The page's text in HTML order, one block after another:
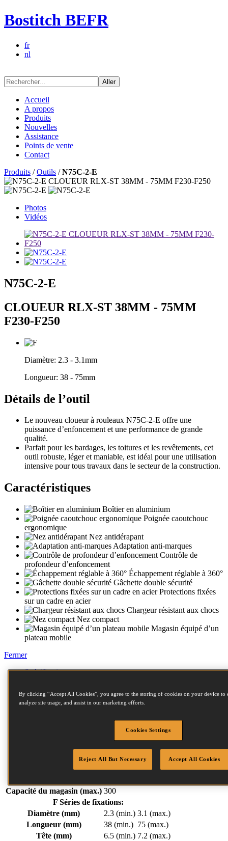
Bostitch BEFR
fr
nl
Aller
Accueil
A propos
Produits
Nouvelles
Assistance
Points de vente
Contact
Produits /Outils /N75C-2-E
Photos
Vidéos
N75C-2-E
CLOUEUR RLX-ST 38MM - 75MM
F230-F250
Diamètre: 2.3 - 3.1mm
Longueur: 38 - 75mm
Détails de l’outil
Le nouveau cloueur à rouleaux N75C-2-E offre une
puissance d’enfoncement et une performance de grande
qualité.
Parfait pour les bardages, les toitures et les revêtements, cet
outil robuste, léger et maniable, est idéal pour une utilisation
intensive pour tous travaux dans le secteur de la construction.
Caractéristiques
Boîtier en aluminium
Poignée caoutchouc
ergonomique
Nez antidérapant
Adaptation anti-marques
Contrôle de
profondeur d’enfoncement
Échappement réglable à 360°
Gâchette double sécurité
Protections fixées
sur un cadre en acier
Chargeur résistant aux chocs
Nez compact
Magasin équipé d’un
plateau mobile
Fermer
Spécification
Détails des fixations
Compresseurs
124 mm
264 mm
Capacité du magasin (max.) 300
F Séries de fixations:
Diamètre (mm)
2.3 (min.) 3.1 (max.)
Longueur (mm)
38 (min.) 75 (max.)
Tête (mm)
6.5 (min.) 7.2 (max.)
By clicking “Accept All Cookies”, you agree to the storing of cookies on your device to
analyze site usage, and assist in our marketing efforts.
Cookies Settings
Reject All But Necessary Accept All Cookies